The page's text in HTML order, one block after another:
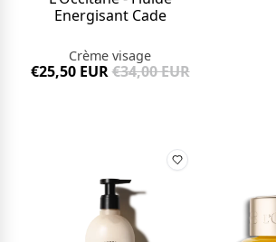
Energisant Cade
Crème visage
€25,50 EUR€34,00 EUR